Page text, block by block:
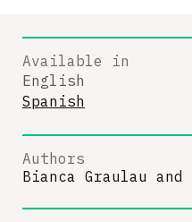
Available in
English
Spanish
Authors
Bianca Graulau and